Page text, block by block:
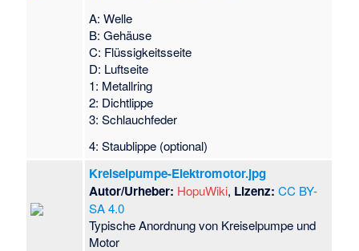
A: Welle
B: Gehäuse
C: Flüssigkeitsseite
D: Luftseite
1: Metallring
2: Dichtlippe
3: Schlauchfeder
4: Staublippe (optional)
Kreiselpumpe-Elektromotor.jpg
Autor/Urheber: HopuWiki, Lizenz: CC BY-
SA 4.0
Typische Anordnung von Kreiselpumpe und
Motor